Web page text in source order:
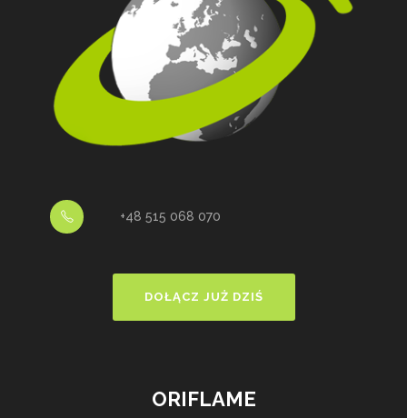
+48 515 068 070
DOŁĄCZ JUŻ DZIŚ
ORIFLAME